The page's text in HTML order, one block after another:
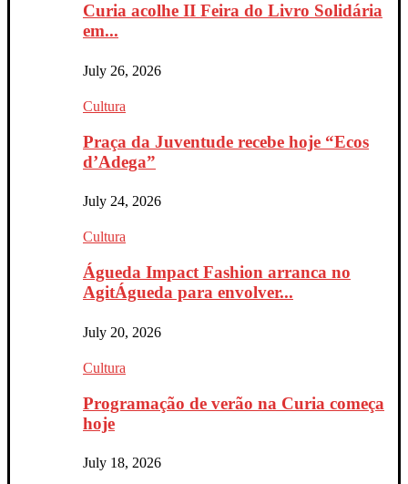
Curia acolhe II Feira do Livro Solidária
em...
July 26, 2026
Cultura
Praça da Juventude recebe hoje “Ecos
d’Adega”
July 24, 2026
Cultura
Águeda Impact Fashion arranca no
AgitÁgueda para envolver...
July 20, 2026
Cultura
Programação de verão na Curia começa
hoje
July 18, 2026